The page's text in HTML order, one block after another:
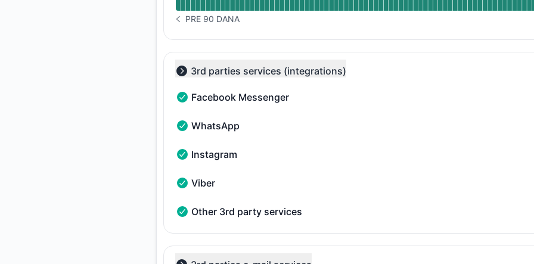
ISTORIJA OBAVEŠTENJA PRE 90 DANA
PRE 90 DANA
Collapse group
3rd parties services (integrations)
Facebook Messenger - Funkcioniše
Facebook Messenger
WhatsApp - Funkcioniše
WhatsApp
Instagram - Funkcioniše
Instagram
Viber - Funkcioniše
Viber
Other 3rd party services - Funkcioniše
Other 3rd party services